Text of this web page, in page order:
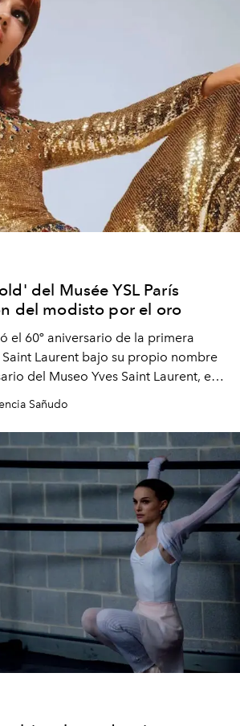
del Musée YSL París
del modisto por el oro
el 60º aniversario de la primera
Saint Laurent bajo su propio nombre
del Museo Yves Saint Laurent, en
que el modisto fallecido en 2008,
del oro en sus diseños.
Sañudo